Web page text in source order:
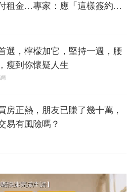
租金…專家：應「這樣簽約」
保
選，檸檬加它，堅持一週，腰
瘦到你懷疑人生
房正熱，朋友已賺了幾十萬，
易有風險嗎？